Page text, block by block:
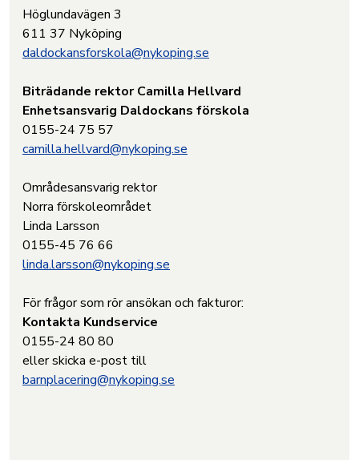
Höglundavägen 3
611 37 Nyköping
daldockansforskola@nykoping.se
Biträdande rektor Camilla Hellvard
Enhetsansvarig Daldockans förskola
0155-24 75 57
camilla.hellvard@nykoping.se
Områdesansvarig rektor
Norra förskoleområdet
Linda Larsson
0155-45 76 66
linda.larsson@nykoping.se
För frågor som rör ansökan och fakturor:
Kontakta Kundservice
0155-24 80 80
eller skicka e-post till
barnplacering@nykoping.se